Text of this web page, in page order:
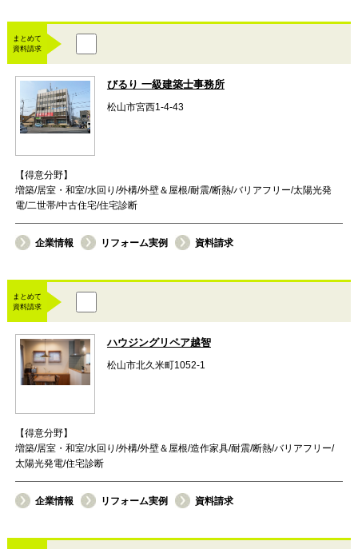
まとめて
資料請求
びるり 一級建築士事務所
松山市宮西1-4-43
【得意分野】
増築/居室・和室/水回り/外構/外壁＆屋根/耐震/断熱/バリアフリー/太陽光発
電/二世帯/中古住宅/住宅診断
企業情報 リフォーム実例 資料請求
まとめて
資料請求
ハウジングリペア越智
松山市北久米町1052-1
【得意分野】
増築/居室・和室/水回り/外構/外壁＆屋根/造作家具/耐震/断熱/バリアフリー/
太陽光発電/住宅診断
企業情報 リフォーム実例 資料請求